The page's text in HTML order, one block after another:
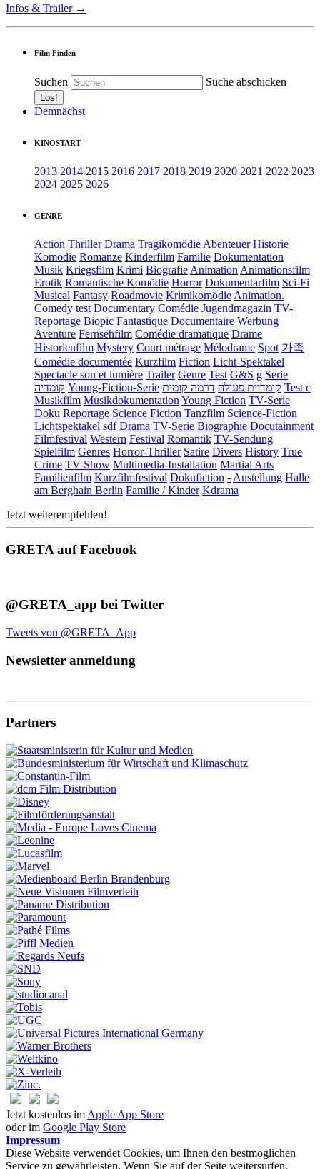
Infos & Trailer →
Film Finden
Suchen Suche abschicken
Demnächst
KINOSTART
2013 2014 2015 2016 2017 2018 2019 2020 2021 2022 2023
2024 2025 2026
GENRE
Action Thriller Drama Tragikomödie Abenteuer Historie
Komödie Romanze Kinderfilm Familie Dokumentation
Musik Kriegsfilm Krimi Biografie Animation Animationsfilm
Erotik Romantische Komödie Horror Dokumentarfilm Sci-Fi
Musical Fantasy Roadmovie Krimikomödie Animation.
Comedy test Documentary Comédie Jugendmagazin TV-
Reportage Biopic Fantastique Documentaire Werbung
Aventure Fernsehfilm Comédie dramatique Drame
Historienfilm Mystery Court métrage Mélodrame Spot 가족
Comédie documentée Kurzfilm Fiction Licht-Spektakel
Spectacle son et lumière Trailer Genre Test G&S g Serie
קומדיה Young-Fiction-Serie קומדיית פעולה דרמה קומית
Test c
Musikfilm Musikdokumentation Young Fiction TV-Serie
Doku Reportage Science Fiction Tanzfilm Science-Fiction
Lichtspektakel sdf Drama TV-Serie Biographie Docutainment
Filmfestival Western Festival Romantik TV-Sendung
Spielfilm Genres Horror-Thriller Satire Divers History True
Crime TV-Show Multimedia-Installation Martial Arts
Familienfilm Kurzfilmfestival Dokufiction - Austellung Halle
am Berghain Berlin Familie / Kinder Kdrama
Jetzt weiterempfehlen!
GRETA auf Facebook
@GRETA_app bei Twitter
Tweets von @GRETA_App
Newsletter anmeldung
Partners
Jetzt kostenlos im Apple App Store
oder im Google Play Store
Impressum
Diese Website verwendet Cookies, um Ihnen den bestmöglichen
Service zu gewährleisten. Wenn Sie auf der Seite weitersurfen,